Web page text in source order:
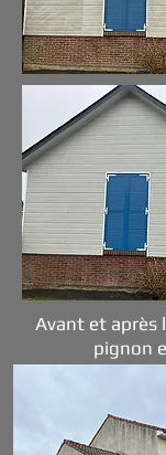
Avant et après
pignon